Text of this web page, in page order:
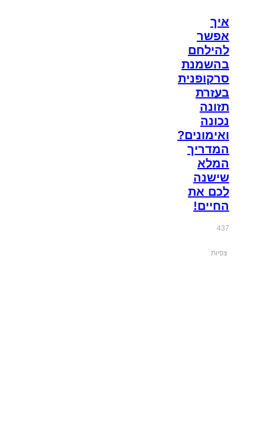
איך
אפשר
להילחם
בהשמנת
סרקופנית
בעזרת
תזונה
נכונה
ואימונים?
המדריך
המלא
שישנה
לכם את
החיים!
437
צפיות